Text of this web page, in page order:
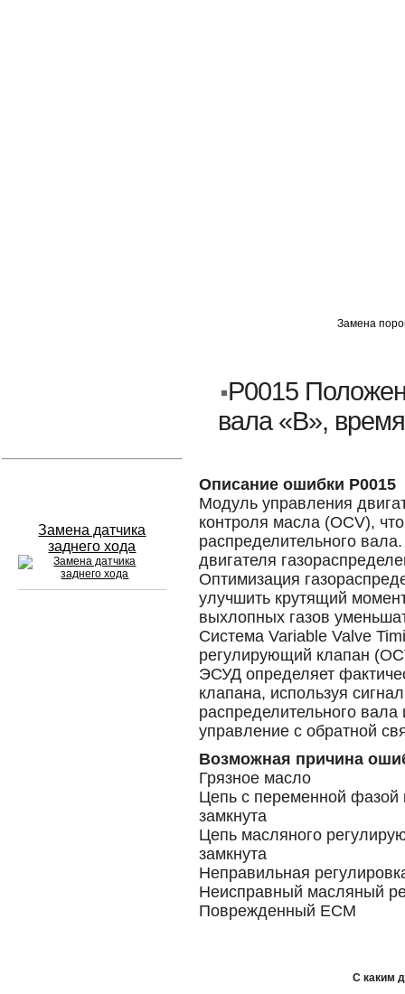
Замена датчика
заднего хода
Замена
P0015
вала «B»,
Описание ошибки P0015
Модуль управления
контроля масла (OCV),
распределительного
двигателя
Оптимизация
улучшить крутящий
выхлопных газов
Система Variable Valve
регулирующий клапан
ЭСУД определяет
клапана, используя
распределительного
управление с обратной
Возможная причина
Грязное масло
Цепь с переменной фазой
замкнута
Цепь масляного
замкнута
Неправильная
Неисправный масляный
Поврежденный ECM
С каким